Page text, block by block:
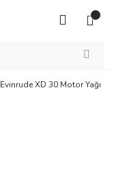
Evinrude XD 30 Motor Yağı -